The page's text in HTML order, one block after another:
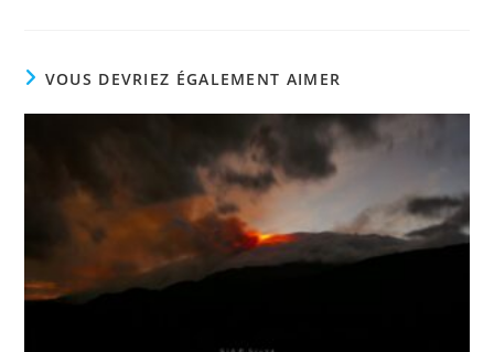
VOUS DEVRIEZ ÉGALEMENT AIMER